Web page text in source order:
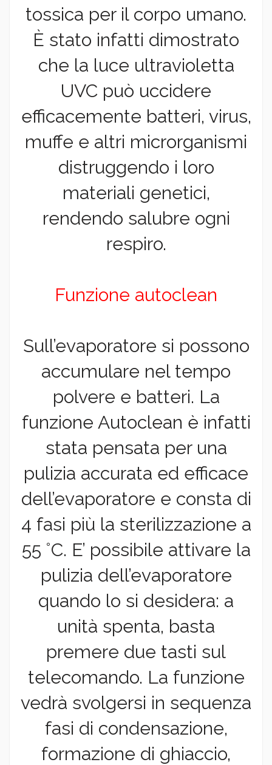
tossica per il corpo umano.
È stato infatti dimostrato
che la luce ultravioletta
UVC può uccidere
efficacemente batteri, virus,
muffe e altri microrganismi
distruggendo i loro
materiali genetici,
rendendo salubre ogni
respiro.
Funzione autoclean
Sull’evaporatore si possono
accumulare nel tempo
polvere e batteri. La
funzione Autoclean è infatti
stata pensata per una
pulizia accurata ed efficace
dell’evaporatore e consta di
4 fasi più la sterilizzazione a
55 °C. E’ possibile attivare la
pulizia dell’evaporatore
quando lo si desidera: a
unità spenta, basta
premere due tasti sul
telecomando. La funzione
vedrà svolgersi in sequenza
fasi di condensazione,
formazione di ghiaccio,